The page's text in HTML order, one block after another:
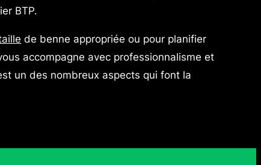
BTP.
de benne appropriée ou pour planifier
accompagne avec professionnalisme et
un des nombreux aspects qui font la